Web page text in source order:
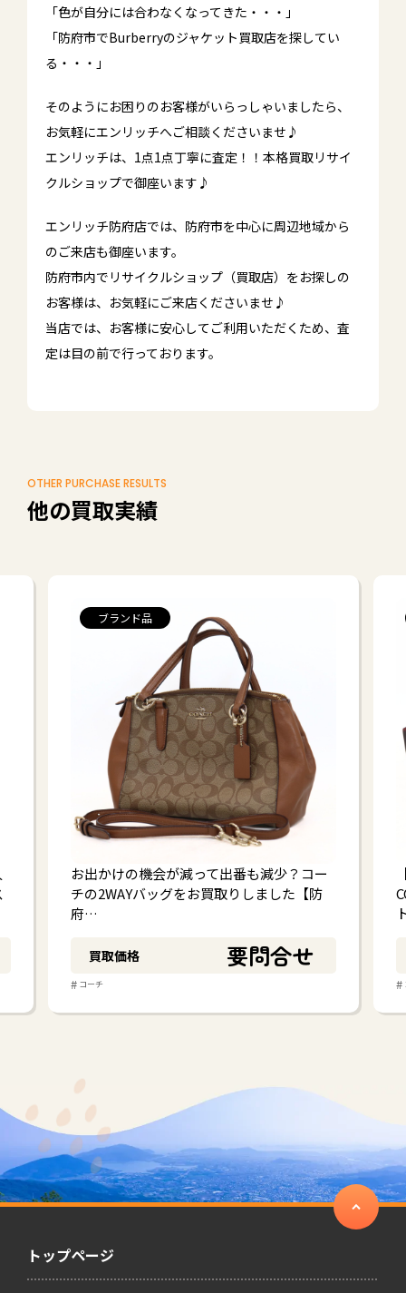
「色が自分には合わなくなってきた・・・」
「防府市でBurberryのジャケット買取店を探してい
る・・・」
そのようにお困りのお客様がいらっしゃいましたら、
お気軽にエンリッチへご相談くださいませ♪
エンリッチは、1点1点丁寧に査定！！本格買取リサイ
クルショップで御座います♪
エンリッチ防府店では、防府市を中心に周辺地域から
のご来店も御座います。
防府市内でリサイクルショップ（買取店）をお探しの
お客様は、お気軽にご来店くださいませ♪
当店では、お客様に安心してご利用いただくため、査
定は目の前で行っております。
OTHER PURCHASE RESULTS
他の買取実績
ブランド品
お出かけの機会が減って出番も減少？コー
チの2WAYバッグをお買取りしました【防
府…
買取価格 要問合せ
# コーチ #
トップページ